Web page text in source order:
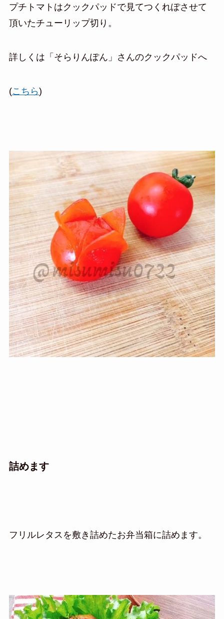
プチトマトはクックパッドで見てつくれぽさせて
頂いたチューリップ切り。
詳しくは「そらりんぽん」さんのクックパッドへ
(こちら)
詰めます
フリルレタスを敷き詰めたお弁当箱に詰めます。